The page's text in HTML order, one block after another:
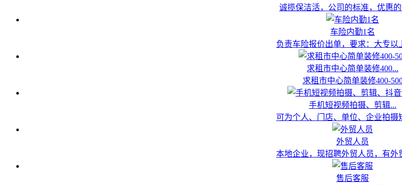
诚揽保洁活，公司的标准，优惠的
车险内勤1名
负责车险报价出单，要求：大专以
求租市中心简单装修400...
求租市中心简单装修400-
手机短视频拍摄、剪辑...
可为个人、门店、单位、企业拍摄
外贸人员
本地企业，现招聘外贸人员，有外
售后客服